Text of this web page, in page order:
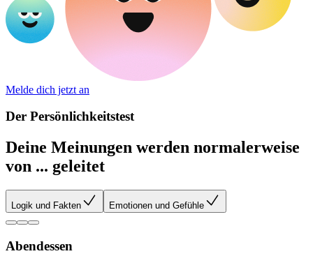
Melde dich jetzt an
Der Persönlichkeitstest
Deine Meinungen werden normalerweise
von ... geleitet
Logik und Fakten Emotionen und Gefühle
Abendessen